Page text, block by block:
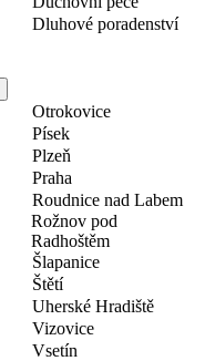
Dluhové poradenství
Otrokovice
Písek
Plzeň
Praha
Roudnice nad Labem
Rožnov pod
Radhoštěm
Šlapanice
Štětí
Uherské Hradiště
Vizovice
Vsetín